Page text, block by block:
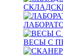
ВЕСЫ С